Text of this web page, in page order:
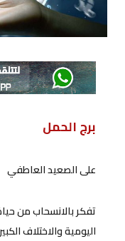
برج الحمل
على الصعيد العاطفي
تفكر بالانسحاب من
اليومية والاختلاف